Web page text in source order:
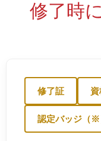
修了時
修了証
認定バッジ（※